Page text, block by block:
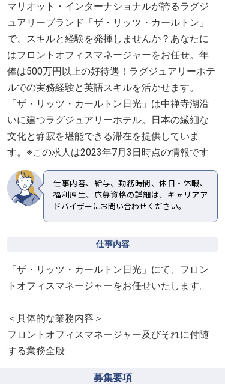
マリオット・インターナショナルが誇るラグジ
ュアリーブランド「ザ・リッツ・カールトン」
で、スキルと経験を発揮しませんか？あなたに
はフロントオフィスマネージャーをお任せ。年
俸は500万円以上の好待遇！ラグジュアリーホテ
ルでの実務経験と英語スキルを活かせます。
「ザ・リッツ・カールトン日光」は中禅寺湖沿
いに建つラグジュアリーホテル。日本の繊細な
文化と静寂を堪能できる滞在を提供していま
す。※この求人は2023年7月3日時点の情報です
仕事内容、給与、勤務時間、休日・休暇、
福利厚生、応募資格の詳細は、キャリアア
ドバイザーにお問い合わせください。
仕事内容
「ザ・リッツ・カールトン日光」にて、フロン
トオフィスマネージャーをお任せいたします。
＜具体的な業務内容＞
フロントオフィスマネージャー及びそれに付随
する業務全般
募集要項